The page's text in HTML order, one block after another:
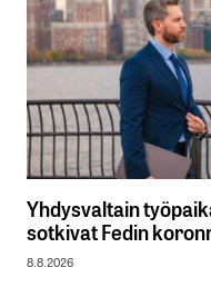
Yhdysvaltain
sotkivat Fedin
8.8.2026